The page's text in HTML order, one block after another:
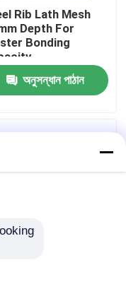
Rib Lath Mesh
Depth For
Bonding
অনুসন্ধান পাঠান